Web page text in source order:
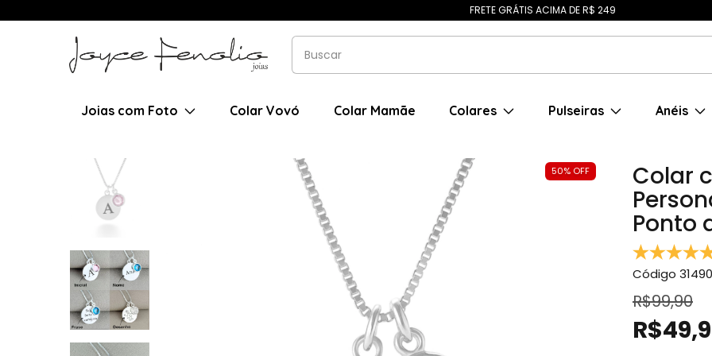
FRETE GRÁTIS ACIMA DE R$ 249
Joias com Foto Colar Vovó Colar Mamãe Colares Pulseiras Anéis
50% OFF Colar
Ponto
Código
R$99,90